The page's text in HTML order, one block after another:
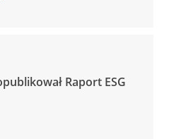
Raport ESG